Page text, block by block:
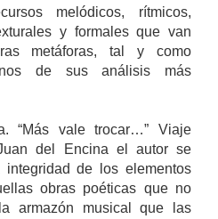
melódicos, rítmicos,
y formales que van
metáforas, tal y como
de sus análisis más
“Más vale trocar…” Viaje
del Encina el autor se
integridad de los elementos
obras poéticas que no
armazón musical que las